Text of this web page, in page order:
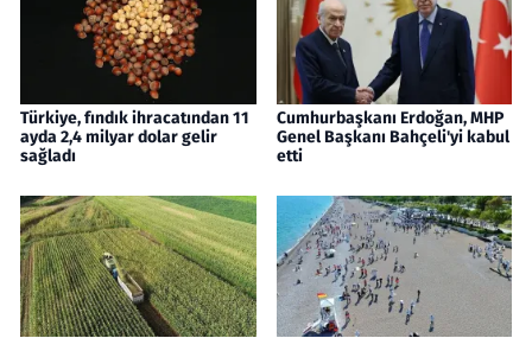
Türkiye, fındık ihracatından 11
ayda 2,4 milyar dolar gelir
sağladı
Cumhurbaşkanı Erdoğan, MHP
Genel Başkanı Bahçeli'yi kabul
etti